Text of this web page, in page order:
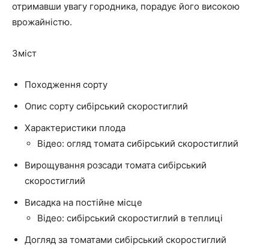
отримавши увагу городника, порадує його високою
врожайністю.
Зміст
Походження сорту
Опис сорту сибірський скоростиглий
Характеристики плода
Відео: огляд томата сибірський скоростиглий
Вирощування розсади томата сибірський
скоростиглий
Висадка на постійне місце
Відео: сибірський скоростиглий в теплиці
Догляд за томатами сибірський скоростиглий